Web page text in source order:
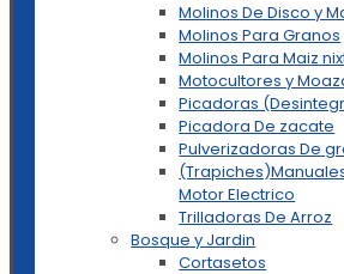
Molinos De Disco y
Molinos Para Granos
Molinos Para Maiz
Motocultores y
Picadoras
Picadora De zacate
Pulverizadoras De
Motor Electrico
Trilladoras De Arroz
Bosque y Jardin
Cortasetos